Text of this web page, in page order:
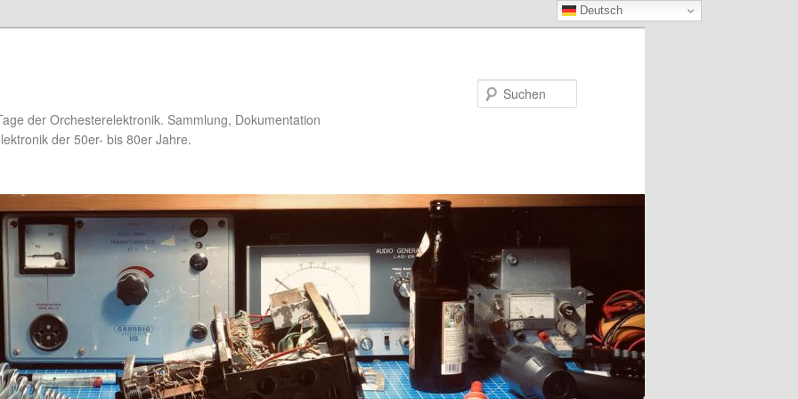
der Orchesterelektronik. Sammlung, Dokumentation
der 50er- bis 80er Jahre.
Deutsch